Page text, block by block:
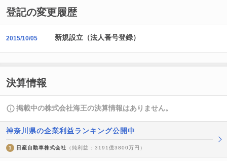
登記の変更履歴
2015/10/05 新規設立（法人番号登録）
決算情報
掲載中の株式会社海王の決算情報はありません。
神奈川県の企業利益ランキング公開中
1 日産自動車株式会社 （純利益 : 3191億3800万円）